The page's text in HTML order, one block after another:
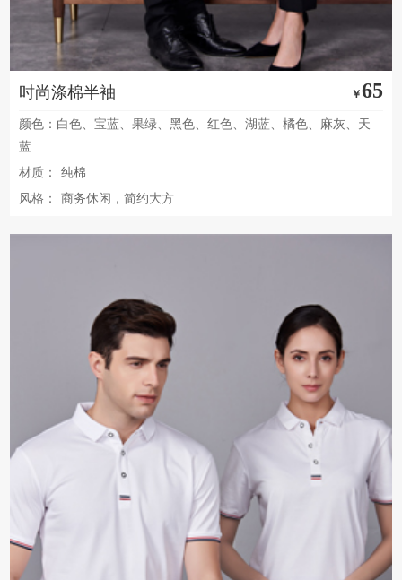
时尚涤棉半袖 ￥65
颜色：白色、宝蓝、果绿、黑色、红色、湖蓝、橘色、麻灰、天
蓝
材质：
纯棉
风格：
商务休闲，简约大方